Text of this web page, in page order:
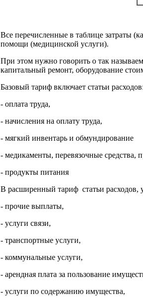
Все перечисленные в таблице затраты
помощи (медицинской услуги).
При этом нужно говорить о так
капитальный ремонт, оборудование
Базовый тариф включает статьи
- оплата труда,
- начисления на оплату труда,
- мягкий инвентарь и обмундирование
- медикаменты, перевязочные средства,
- продукты питания
В расширенный тариф статьи
- прочие выплаты,
- услуги связи,
- транспортные услуги,
- коммунальные услуги,
- арендная плата за пользование
- услуги по содержанию имущества,